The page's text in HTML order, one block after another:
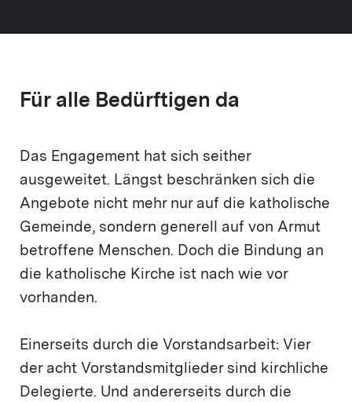
Für alle Bedürftigen da
Das Engagement hat sich seither
ausgeweitet. Längst beschränken sich die
Angebote nicht mehr nur auf die katholische
Gemeinde, sondern generell auf von Armut
betroffene Menschen. Doch die Bindung an
die katholische Kirche ist nach wie vor
vorhanden.
Einerseits durch die Vorstandsarbeit: Vier
der acht Vorstandsmitglieder sind kirchliche
Delegierte. Und andererseits durch die